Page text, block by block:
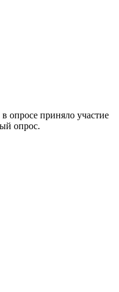
опросе приняло участие
опрос.